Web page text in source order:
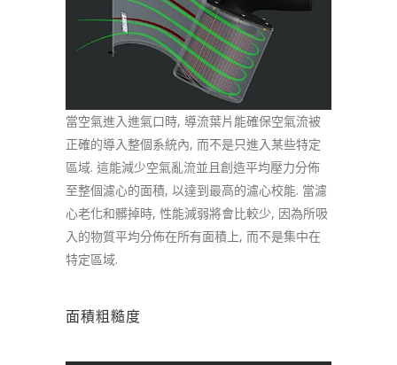
當空氣進入進氣口時, 導流葉片能確保空氣流被
正確的導入整個系統內, 而不是只進入某些特定
區域. 這能減少空氣亂流並且創造平均壓力分佈
至整個濾心的面積, 以達到最高的濾心校能. 當濾
心老化和髒掉時, 性能減弱將會比較少, 因為所吸
入的物質平均分佈在所有面積上, 而不是集中在
特定區域.
面積粗糙度